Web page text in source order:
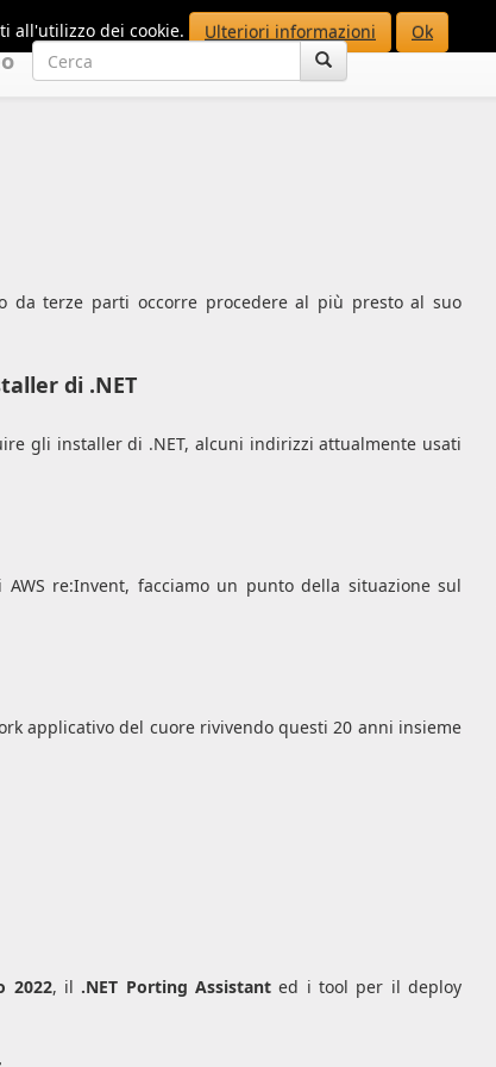
all'utilizzo dei cookie. Ulteriori informazioni Ok
terze parti occorre procedere al più presto al suo
di .NET
gli installer di .NET, alcuni indirizzi attualmente usati
re:Invent, facciamo un punto della situazione sul
applicativo del cuore rivivendo questi 20 anni insieme
2022, il .NET Porting Assistanted i tool per il deploy